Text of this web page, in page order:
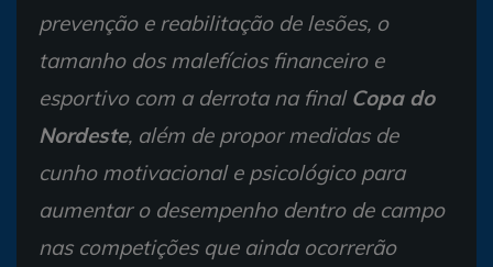
prevenção e reabilitação de lesões, o
tamanho dos malefícios financeiro e
esportivo com a derrota na final Copa do
Nordeste, além de propor medidas de
cunho motivacional e psicológico para
aumentar o desempenho dentro de campo
nas competições que ainda ocorrerão